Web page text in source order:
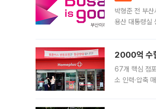
박형준 전 부
용산 대통령실
2000억 수
67개 핵심 점
소 인력·압축